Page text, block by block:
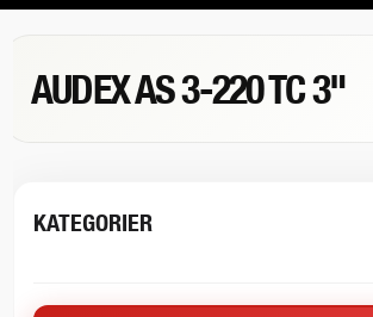
AUDEX AS 3-220 TC 3"
KATEGORIER